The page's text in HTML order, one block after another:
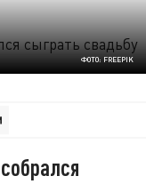
ФОТО: FREEPIK